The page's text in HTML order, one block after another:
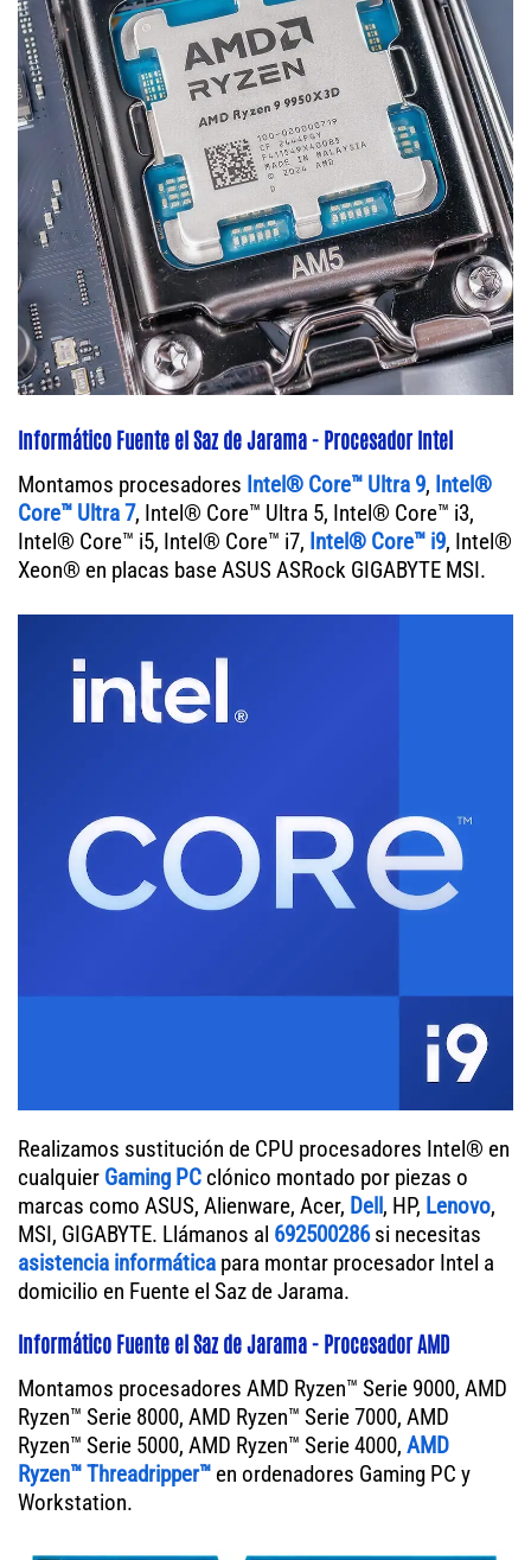
Informático Fuente el Saz de Jarama - Procesador Intel
Montamos procesadores Intel® Core™ Ultra 9, Intel®
Core™ Ultra 7, Intel® Core™ Ultra 5, Intel® Core™ i3,
Intel® Core™ i5, Intel® Core™ i7, Intel® Core™ i9, Intel®
Xeon® en placas base ASUS ASRock GIGABYTE MSI.
Realizamos sustitución de CPU procesadores Intel® en
cualquier Gaming PC clónico montado por piezas o
marcas como ASUS, Alienware, Acer, Dell, HP, Lenovo,
MSI, GIGABYTE. Llámanos al 692500286si necesitas
asistencia informática para montar procesador Intel a
domicilio en Fuente el Saz de Jarama.
Informático Fuente el Saz de Jarama - Procesador AMD
Montamos procesadores AMD Ryzen™ Serie 9000, AMD
Ryzen™ Serie 8000, AMD Ryzen™ Serie 7000, AMD
Ryzen™ Serie 5000, AMD Ryzen™ Serie 4000, AMD
Ryzen™ Threadripper™ en ordenadores Gaming PC y
Workstation.